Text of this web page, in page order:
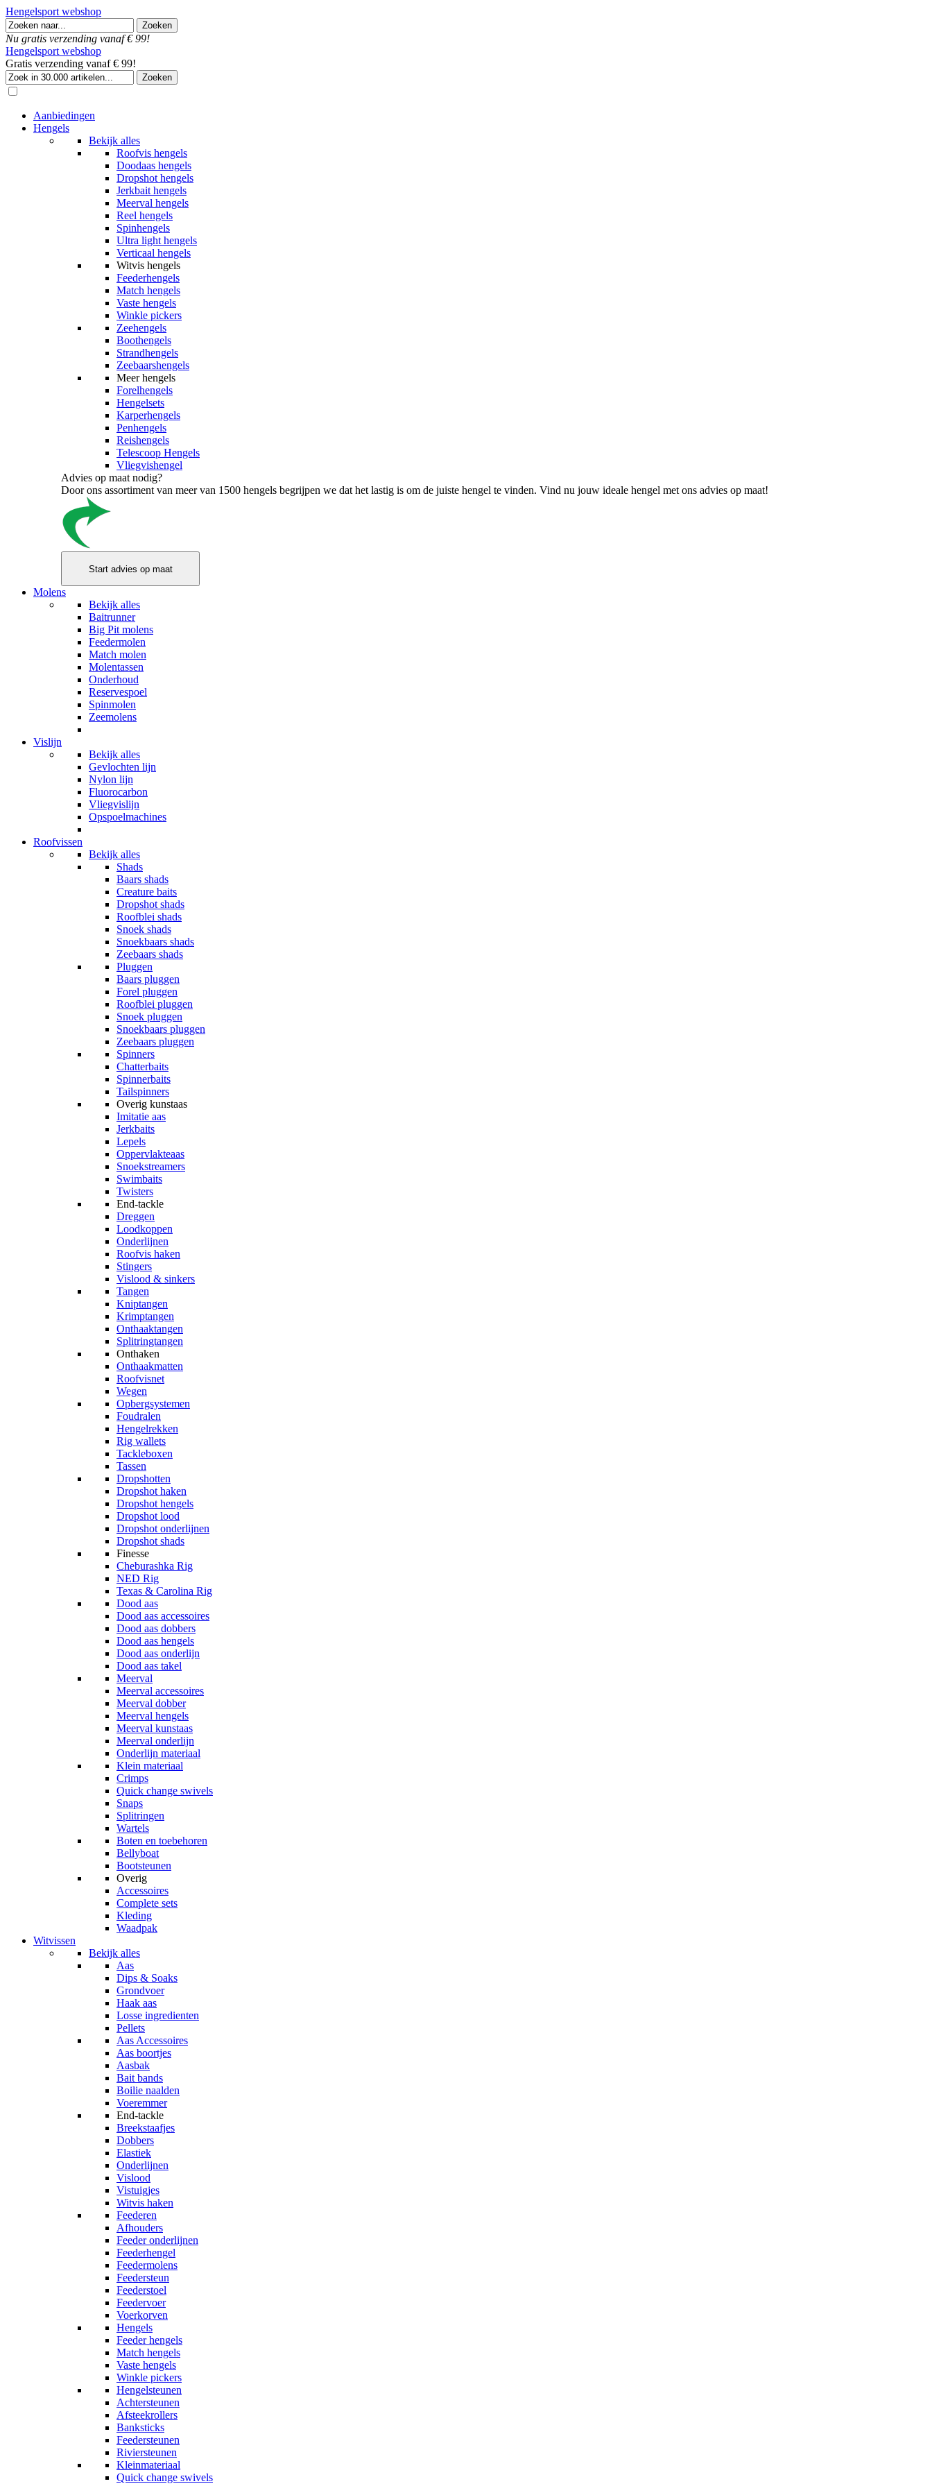
Hengelsport webshop
Nu gratis verzending vanaf € 99!
Hengelsport webshop
Gratis verzending vanaf € 99!
Aanbiedingen
Hengels
Bekijk alles
Roofvis hengels
Doodaas hengels
Dropshot hengels
Jerkbait hengels
Meerval hengels
Reel hengels
Spinhengels
Ultra light hengels
Verticaal hengels
Witvis hengels
Feederhengels
Match hengels
Vaste hengels
Winkle pickers
Zeehengels
Boothengels
Strandhengels
Zeebaarshengels
Meer hengels
Forelhengels
Hengelsets
Karperhengels
Penhengels
Reishengels
Telescoop Hengels
Vliegvishengel
Advies op maat nodig?
Door ons assortiment van meer van 1500 hengels begrijpen we dat het lastig is om de juiste hengel te vinden. Vind nu jouw ideale hengel met ons advies op maat!
Molens
Bekijk alles
Baitrunner
Big Pit molens
Feedermolen
Match molen
Molentassen
Onderhoud
Reservespoel
Spinmolen
Zeemolens
Vislijn
Bekijk alles
Gevlochten lijn
Nylon lijn
Fluorocarbon
Vliegvislijn
Opspoelmachines
Roofvissen
Bekijk alles
Shads
Baars shads
Creature baits
Dropshot shads
Roofblei shads
Snoek shads
Snoekbaars shads
Zeebaars shads
Pluggen
Baars pluggen
Forel pluggen
Roofblei pluggen
Snoek pluggen
Snoekbaars pluggen
Zeebaars pluggen
Spinners
Chatterbaits
Spinnerbaits
Tailspinners
Overig kunstaas
Imitatie aas
Jerkbaits
Lepels
Oppervlakteaas
Snoekstreamers
Swimbaits
Twisters
End-tackle
Dreggen
Loodkoppen
Onderlijnen
Roofvis haken
Stingers
Vislood & sinkers
Tangen
Kniptangen
Krimptangen
Onthaaktangen
Splitringtangen
Onthaken
Onthaakmatten
Roofvisnet
Wegen
Opbergsystemen
Foudralen
Hengelrekken
Rig wallets
Tackleboxen
Tassen
Dropshotten
Dropshot haken
Dropshot hengels
Dropshot lood
Dropshot onderlijnen
Dropshot shads
Finesse
Cheburashka Rig
NED Rig
Texas & Carolina Rig
Dood aas
Dood aas accessoires
Dood aas dobbers
Dood aas hengels
Dood aas onderlijn
Dood aas takel
Meerval
Meerval accessoires
Meerval dobber
Meerval hengels
Meerval kunstaas
Meerval onderlijn
Onderlijn materiaal
Klein materiaal
Crimps
Quick change swivels
Snaps
Splitringen
Wartels
Boten en toebehoren
Bellyboat
Bootsteunen
Overig
Accessoires
Complete sets
Kleding
Waadpak
Witvissen
Bekijk alles
Aas
Dips & Soaks
Grondvoer
Haak aas
Losse ingredienten
Pellets
Aas Accessoires
Aas boortjes
Aasbak
Bait bands
Boilie naalden
Voeremmer
End-tackle
Breekstaafjes
Dobbers
Elastiek
Onderlijnen
Vislood
Vistuigjes
Witvis haken
Feederen
Afhouders
Feeder onderlijnen
Feederhengel
Feedermolens
Feedersteun
Feederstoel
Feedervoer
Voerkorven
Hengels
Feeder hengels
Match hengels
Vaste hengels
Winkle pickers
Hengelsteunen
Achtersteunen
Afsteekrollers
Banksticks
Feedersteunen
Riviersteunen
Kleinmateriaal
Quick change swivels